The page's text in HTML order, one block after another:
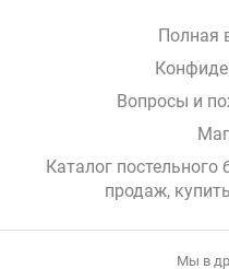
Полная
Вопросы и
Каталог постельного
продаж,
Мы в